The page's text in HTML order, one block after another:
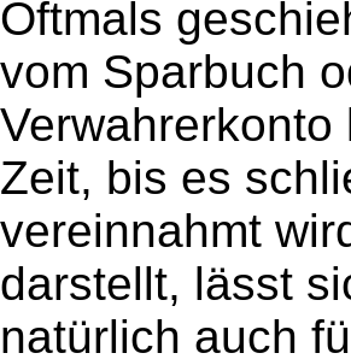
Oftmals
vom Sparbuch
Zeit, bis es
vereinnahmt
darstellt, lässt
natürlich auch